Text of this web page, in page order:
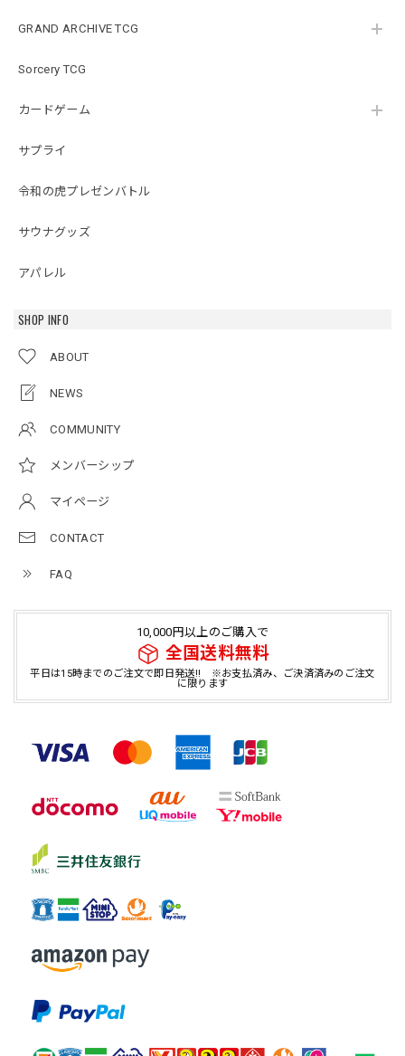
GRAND ARCHIVE TCG
Sorcery TCG
カードゲーム
サプライ
令和の虎プレゼンバトル
サウナグッズ
アパレル
SHOP INFO
ABOUT
NEWS
COMMUNITY
メンバーシップ
マイページ
CONTACT
FAQ
10,000円以上のご購入で
全国送料無料
平日は15時までのご注文で即日発送!! ※お支払済み、ご決済済みのご注文
に限ります